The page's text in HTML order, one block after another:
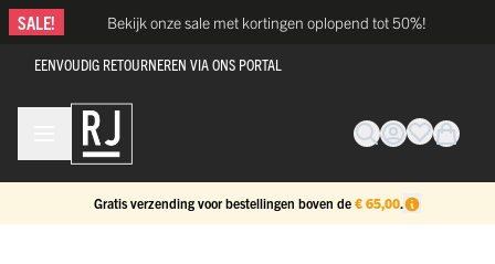
Ga naar de inhoud
SALE! Bekijk onze sale met kortingen oplopend tot 50%!
EENVOUDIG RETOURNEREN VIA ONS PORTAL
Gratis verzending voor bestellingen boven de € 65,00.